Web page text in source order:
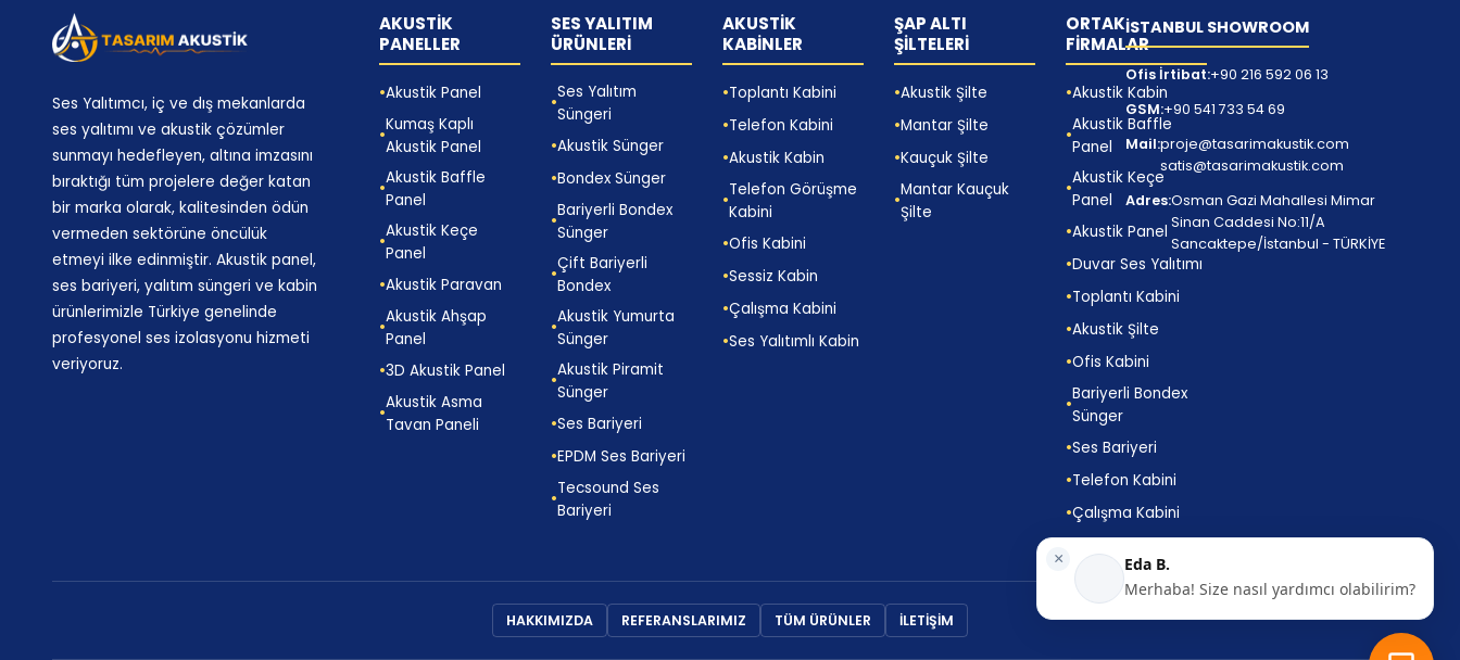
Ses Yalıtımcı, iç ve dış mekanlarda
ses yalıtımı ve akustik çözümler
sunmayı hedefleyen, altına imzasını
bıraktığı tüm projelere değer katan
bir marka olarak, kalitesinden ödün
vermeden sektörüne öncülük
etmeyi ilke edinmiştir. Akustik panel,
ses bariyeri, yalıtım süngeri ve kabin
ürünlerimizle Türkiye genelinde
profesyonel ses izolasyonu hizmeti
veriyoruz.
AKUSTİK
PANELLER
Akustik Panel
Kumaş Kaplı
Akustik Panel
Akustik Baffle
Panel
Akustik Keçe
Panel
Akustik Paravan
Akustik Ahşap
Panel
3D Akustik Panel
Akustik Asma
Tavan Paneli
SES YALITIM
ÜRÜNLERİ
Ses Yalıtım
Süngeri
Akustik Sünger
Bondex Sünger
Bariyerli Bondex
Sünger
Çift Bariyerli
Bondex
Akustik Yumurta
Sünger
Akustik Piramit
Sünger
Ses Bariyeri
EPDM Ses Bariyeri
Tecsound Ses
Bariyeri
AKUSTİK
KABİNLER
Toplantı Kabini
Telefon Kabini
Akustik Kabin
Telefon Görüşme
Kabini
Ofis Kabini
Sessiz Kabin
Çalışma Kabini
Ses Yalıtımlı Kabin
ŞAP ALTI
ŞİLTELERİ
Akustik Şilte
Mantar Şilte
Kauçuk Şilte
Mantar Kauçuk
Şilte
ORTAK
FİRMALAR
Akustik Kabin
Akustik Baffle
Panel
Akustik Keçe
Panel
Akustik Panel
Duvar Ses Yalıtımı
Toplantı Kabini
Akustik Şilte
Ofis Kabini
Bariyerli Bondex
Sünger
Ses Bariyeri
Telefon Kabini
Çalışma Kabini
İSTANBUL SHOWROOM
Ofis İrtibat:+90 216 592 06 13
GSM:+90 541 733 54 69
Mail:proje@tasarimakustik.com
satis@tasarimakustik.com
Adres:Osman Gazi Mahallesi Mimar
Sinan Caddesi No:11/A
Sancaktepe/İstanbul - TÜRKİYE
HAKKIMIZDA REFERANSLARIMIZ TÜM ÜRÜNLER İLETİŞİM